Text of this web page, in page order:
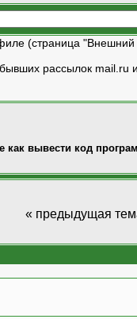
(страница
рассылок mail.ru
как вывести код
« предыдущая